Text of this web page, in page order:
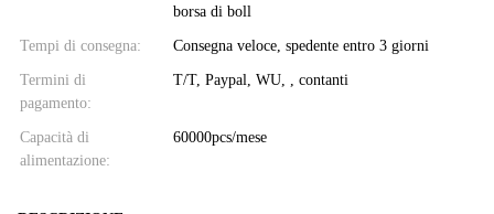
borsa di boll
Tempi di consegna: Consegna veloce, spedente entro 3 giorni
Termini di
pagamento:
T/T, Paypal, WU, , contanti
Capacità di
alimentazione:
60000pcs/mese